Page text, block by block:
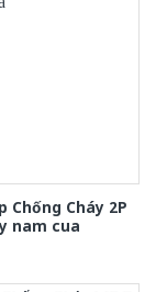
Chống Cháy 2P
nam cua